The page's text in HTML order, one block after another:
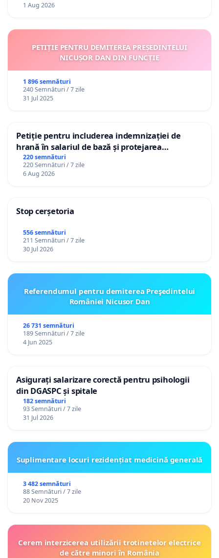
1 Aug 2026
PETIȚIE PENTRU DEMITEREA PREȘEDINTELUI
NICUȘOR DAN DIN FUNCȚIE
1 896 semnături
240 Semnături / 7 zile
31 Jul 2025
Petiție pentru includerea indemnizației de
hrană în salariul de bază și protejarea
gradațiilor de vechime pentru asistenții
personali
220 semnături
220 Semnături / 7 zile
6 Aug 2026
Stop cerșetoria
556 semnături
211 Semnături / 7 zile
30 Jul 2026
Referendumul pentru demiterea Preşedintelui
României Nicusor Dan
26 731 semnături
189 Semnături / 7 zile
4 Jun 2025
Asigurați salarizare corectă pentru psihologii
din DGASPC și spitale
182 semnături
93 Semnături / 7 zile
31 Jul 2026
Suplimentare locuri rezidențiat medicină generală
3 482 semnături
88 Semnături / 7 zile
20 Nov 2025
Cerem interzicerea utilizării trotinetelor electrice
de către minori în România